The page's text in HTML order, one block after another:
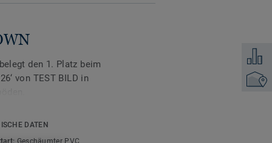
Zum
den 1. Platz beim
von TEST BILD in
DATEN
Geschäumter PVC